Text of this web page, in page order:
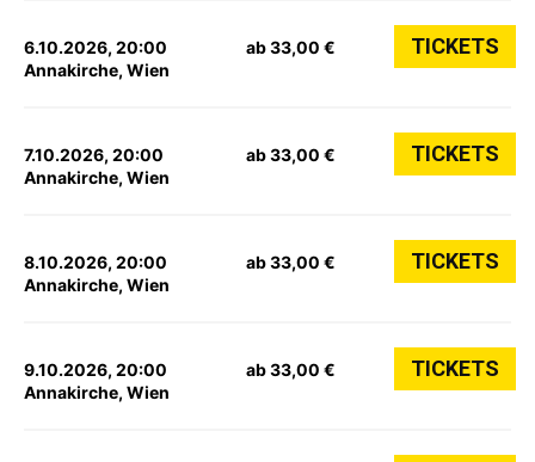
6.10.2026, 20:00
Annakirche, Wien
ab 33,00 € TICKETS
7.10.2026, 20:00
Annakirche, Wien
ab 33,00 € TICKETS
8.10.2026, 20:00
Annakirche, Wien
ab 33,00 € TICKETS
9.10.2026, 20:00
Annakirche, Wien
ab 33,00 € TICKETS